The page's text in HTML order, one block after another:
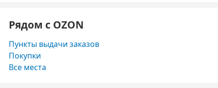
Рядом с OZON
Пункты выдачи заказов
Покупки
Все места